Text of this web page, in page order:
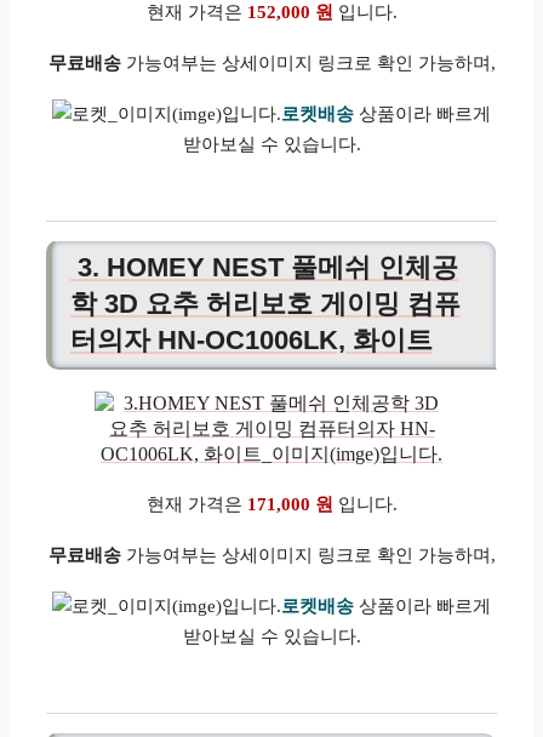
현재 가격은 152,000 원 입니다.
무료배송가능여부는 상세이미지 링크로 확인 가능하며,
로켓배송 상품이라 빠르게
받아보실 수 있습니다.
3. HOMEY NEST 풀메쉬 인체공
학 3D 요추 허리보호 게이밍 컴퓨
터의자 HN-OC1006LK, 화이트
현재 가격은 171,000 원 입니다.
무료배송가능여부는 상세이미지 링크로 확인 가능하며,
로켓배송 상품이라 빠르게
받아보실 수 있습니다.